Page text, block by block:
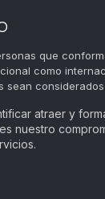
que
como
sean
atraer y
nuestro